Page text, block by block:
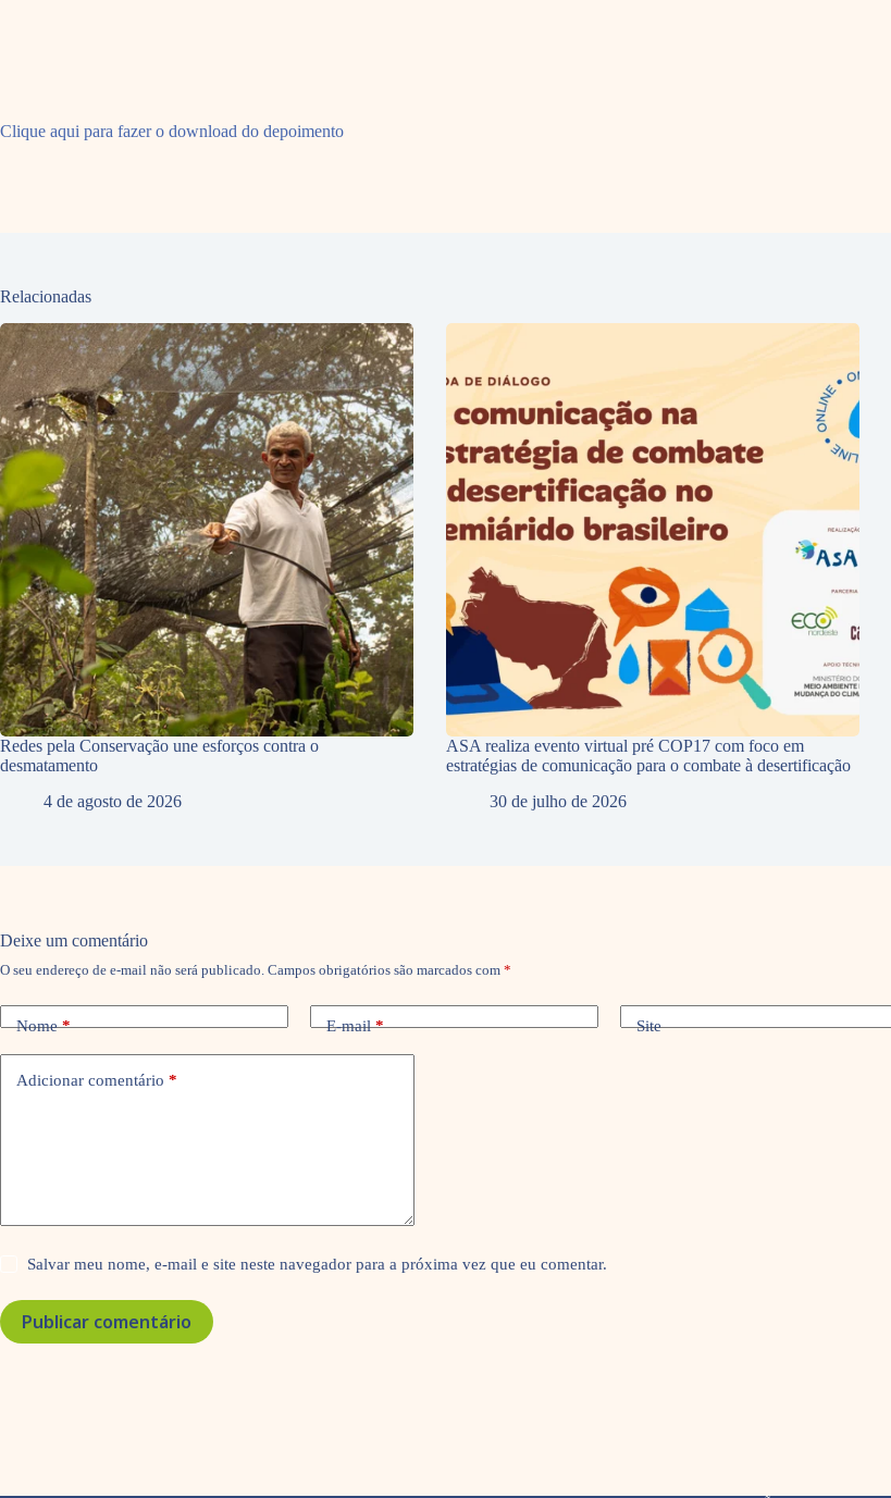
Clique aqui para fazer o download do depoimento
Relacionadas
Redes pela Conservação une esforços contra o
desmatamento
4 de agosto de 2026
ASA realiza evento virtual pré COP17 com foco em
estratégias de comunicação para o combate à desertificação
30 de julho de 2026
Deixe um comentário
O seu endereço de e-mail não será publicado. Campos obrigatórios são marcados com *
Nome* E-mail* Site
Adicionar comentário *
Salvar meu nome, e-mail e site neste navegador para a próxima vez que eu comentar.
Publicar comentário